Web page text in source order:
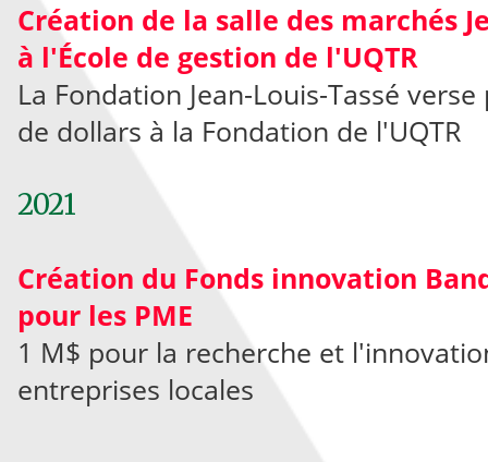
Création de la salle des marchés
à l'École de gestion de l'UQTR
La Fondation Jean-Louis-Tassé
de dollars à la Fondation de l'UQTR
2021
Création du Fonds innovation
pour les PME
1 M$ pour la recherche et
entreprises locales